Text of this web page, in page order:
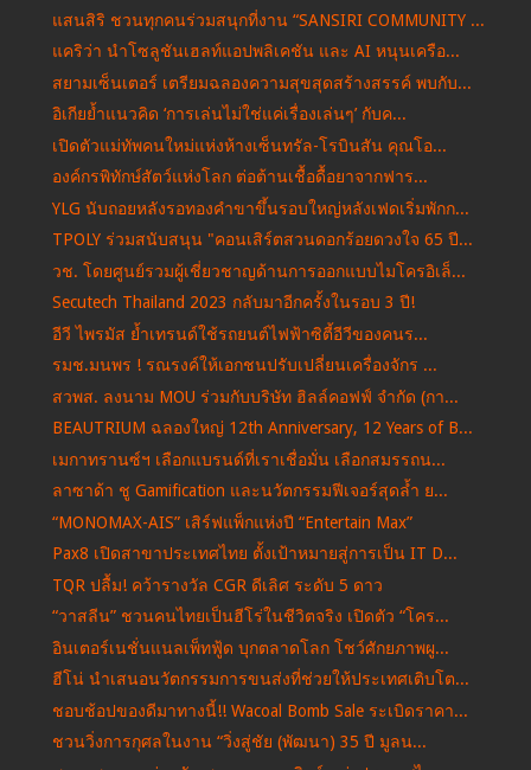
แสนสิริ ชวนทุกคนร่วมสนุกที่งาน “SANSIRI COMMUNITY ...
แคริว่า นำโซลูชันเฮลท์แอปพลิเคชัน และ AI หนุนเครือ...
สยามเซ็นเตอร์ เตรียมฉลองความสุขสุดสร้างสรรค์ พบกับ...
อิเกียย้ำแนวคิด ‘การเล่นไม่ใช่แค่เรื่องเล่นๆ’ กับค...
เปิดตัวแม่ทัพคนใหม่แห่งห้างเซ็นทรัล-โรบินสัน คุณโอ...
องค์กรพิทักษ์สัตว์แห่งโลก ต่อต้านเชื้อดื้อยาจากฟาร...
YLG นับถอยหลังรอทองคำขาขึ้นรอบใหญ่หลังเฟดเริ่มพักก...
TPOLY ร่วมสนับสนุน "คอนเสิร์ตสวนดอกร้อยดวงใจ 65 ปี...
วช. โดยศูนย์รวมผู้เชี่ยวชาญด้านการออกแบบไมโครอิเล็...
Secutech Thailand 2023 กลับมาอีกครั้งในรอบ 3 ปี!
อีวี ไพรมัส ย้ำเทรนด์ใช้รถยนต์ไฟฟ้าซิตี้อีวีของคนร...
รมช.มนพร ! รณรงค์ให้เอกชนปรับเปลี่ยนเครื่องจักร ...
สวพส. ลงนาม MOU ร่วมกับบริษัท ฮิลล์คอฟฟ์ จำกัด (กา...
BEAUTRIUM ฉลองใหญ่ 12th Anniversary, 12 Years of B...
เมกาทรานซ์ฯ เลือกแบรนด์ที่เราเชื่อมั่น เลือกสมรรถน...
ลาซาด้า ชู Gamification และนวัตกรรมฟีเจอร์สุดล้ำ ย...
“MONOMAX-AIS” เสิร์ฟแพ็กแห่งปี “Entertain Max”
Pax8 เปิดสาขาประเทศไทย ตั้งเป้าหมายสู่การเป็น IT D...
TQR ปลื้ม! คว้ารางวัล CGR ดีเลิศ ระดับ 5 ดาว
“วาสลีน” ชวนคนไทยเป็นฮีโร่ในชีวิตจริง เปิดตัว “โคร...
อินเตอร์เนชั่นแนลเพ็ทฟู้ด บุกตลาดโลก โชว์ศักยภาพผู...
ฮีโน่ นำเสนอนวัตกรรมการขนส่งที่ช่วยให้ประเทศเติบโต...
ชอบช้อปของดีมาทางนี้!! Wacoal Bomb Sale ระเบิดราคา...
ชวนวิ่งการกุศลในงาน “วิ่งสู่ชัย (พัฒนา) 35 ปี มูลน...